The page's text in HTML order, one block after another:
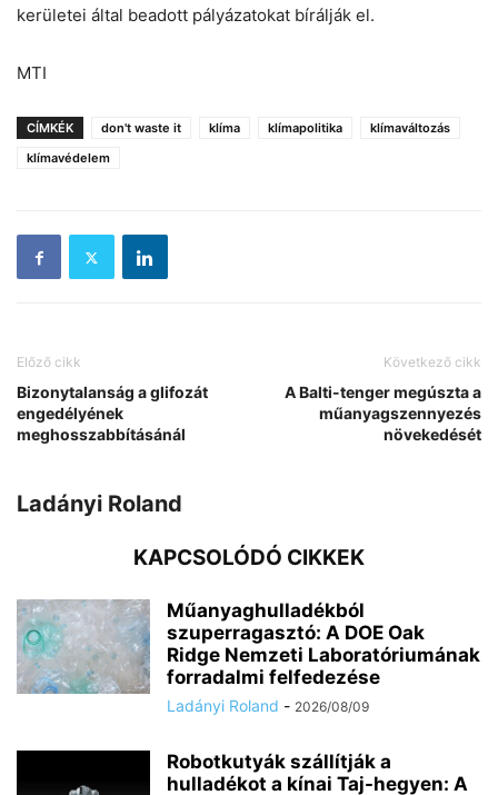
kerületei által beadott pályázatokat bírálják el.
MTI
CÍMKÉK don't waste it klíma klímapolitika
klímaváltozás
klímavédelem
Előző cikk
Bizonytalanság a glifozát
engedélyének
meghosszabbításánál
Következő cikk
A Balti-tenger megúszta a
műanyagszennyezés
növekedését
Ladányi Roland
KAPCSOLÓDÓ CIKKEK
Műanyaghulladékból
szuperragasztó: A DOE Oak
Ridge Nemzeti Laboratóriumának
forradalmi felfedezése
Ladányi Roland - 2026/08/09
Robotkutyák szállítják a
hulladékot a kínai Taj-hegyen: A